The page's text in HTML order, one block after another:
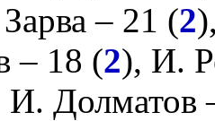
– 21 (2
– 18 (2), И.
И. Долматов